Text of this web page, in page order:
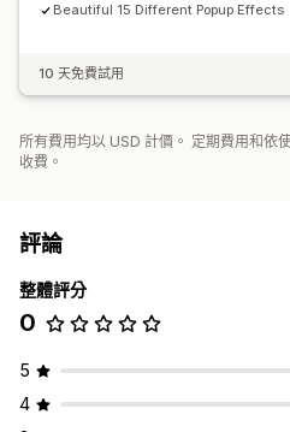
Beautiful 15 Different Popup Effects
10 天免費試用
所有費用均以 USD 計價。 定期費用和依
收費。
評論
整體評分
0
5
4